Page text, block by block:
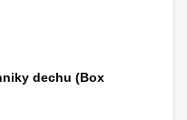
dechu (Box